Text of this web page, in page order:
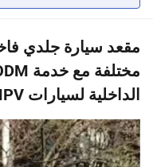
مقعد سيارة جلدي
الداخلية لسيارات MPV و RV